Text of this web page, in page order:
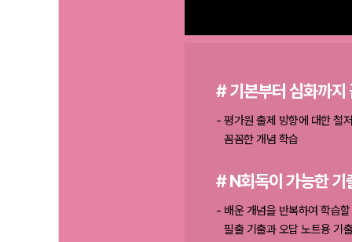
# 기본부터 심화까지
평가원 출제 방향에 대한 철
꼼꼼한 개념 학습
# N회독이 가능한 기
배운 개념을 반복하여 학습
필출 기출과 오답 노트용 기